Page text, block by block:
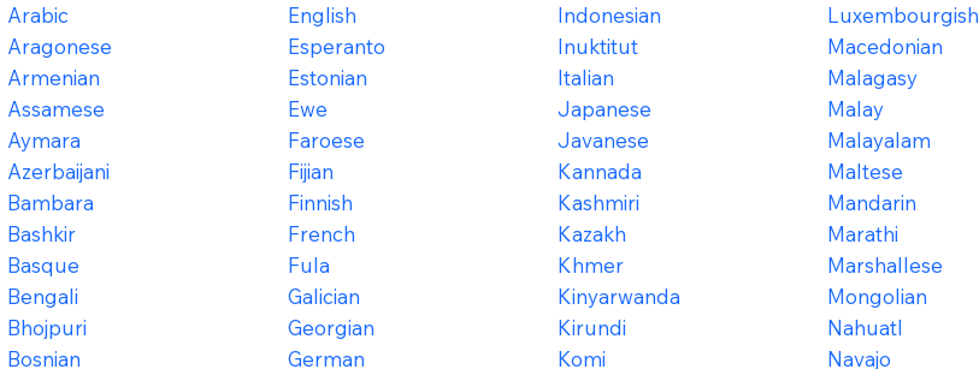
Arabic
Aragonese
Armenian
Assamese
Aymara
Azerbaijani
Bambara
Bashkir
Basque
Bengali
Bhojpuri
Bosnian
English
Esperanto
Estonian
Ewe
Faroese
Fijian
Finnish
French
Fula
Galician
Georgian
German
Indonesian
Inuktitut
Italian
Japanese
Javanese
Kannada
Kashmiri
Kazakh
Khmer
Kinyarwanda
Kirundi
Komi
Luxembourgish
Macedonian
Malagasy
Malay
Malayalam
Maltese
Mandarin
Marathi
Marshallese
Mongolian
Nahuatl
Navajo